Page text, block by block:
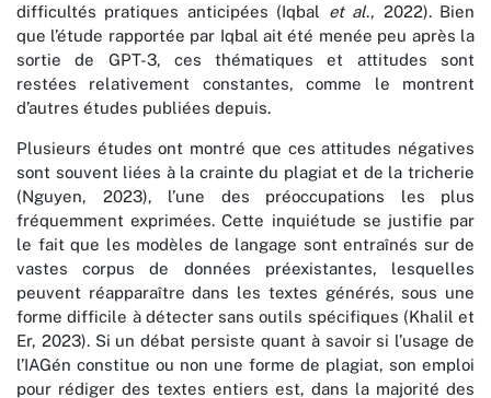
difficultés pratiques anticipées (Iqbal et al., 2022). Bien
que l’étude rapportée par Iqbal ait été menée peu après la
sortie de GPT-3, ces thématiques et attitudes sont
restées relativement constantes, comme le montrent
d’autres études publiées depuis.
Plusieurs études ont montré que ces attitudes négatives
sont souvent liées à la crainte du plagiat et de la tricherie
(Nguyen, 2023), l’une des préoccupations les plus
fréquemment exprimées. Cette inquiétude se justifie par
le fait que les modèles de langage sont entraînés sur de
vastes corpus de données préexistantes, lesquelles
peuvent réapparaître dans les textes générés, sous une
forme difficile à détecter sans outils spécifiques (Khalil et
Er, 2023). Si un débat persiste quant à savoir si l’usage de
l’IAGén constitue ou non une forme de plagiat, son emploi
pour rédiger des textes entiers est, dans la majorité des